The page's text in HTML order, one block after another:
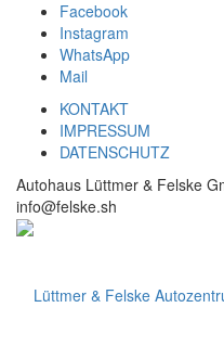
Facebook
Instagram
WhatsApp
Mail
KONTAKT
IMPRESSUM
DATENSCHUTZ
Autohaus Lüttmer & Felske
info@felske.sh